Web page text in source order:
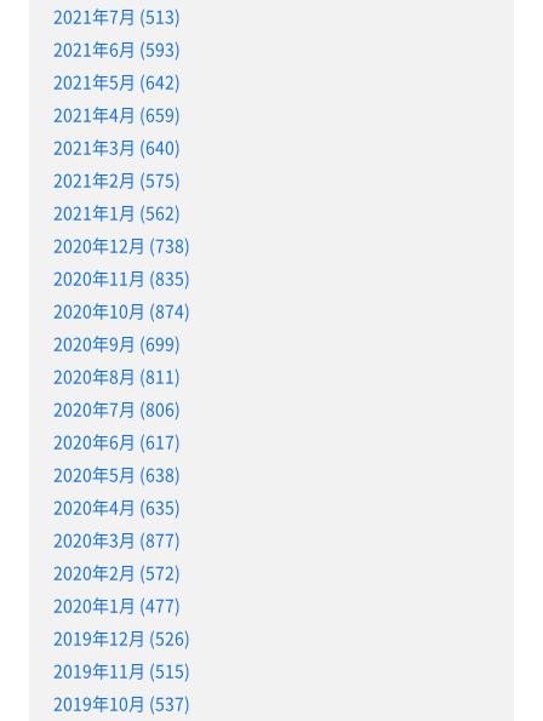
2021年7月 (513)
2021年6月 (593)
2021年5月 (642)
2021年4月 (659)
2021年3月 (640)
2021年2月 (575)
2021年1月 (562)
2020年12月 (738)
2020年11月 (835)
2020年10月 (874)
2020年9月 (699)
2020年8月 (811)
2020年7月 (806)
2020年6月 (617)
2020年5月 (638)
2020年4月 (635)
2020年3月 (877)
2020年2月 (572)
2020年1月 (477)
2019年12月 (526)
2019年11月 (515)
2019年10月 (537)